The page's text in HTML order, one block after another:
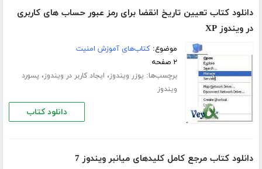
دانلود کتاب تعیین تاریخ انقضا برای رمز عبور حساب های کاربری
در ویندوز XP
موضوع:کتاب‌های آموزش امنیت
۲ صفحه
برچسب‌ها: یوزر ویندوز، ایجاد کاربر در ویندوز، پسورد
ویندوز
دانلود کتاب
دانلود کتاب مرجع کامل کلیدهای میانبر ویندوز 7